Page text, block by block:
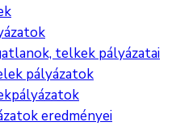
telkek pályázatai
pályázatok
eredményei